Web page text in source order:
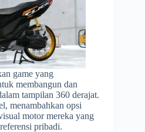
game yang
membangun dan
tampilan 360 derajat.
menambahkan opsi
motor mereka yang
pribadi.